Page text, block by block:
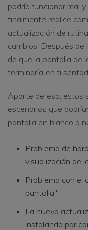
podría funcionar mal
finalmente realice
actualización de
cambios. Después de
de que la pantalla de
terminaría en ti
Aparte de eso, estos
escenarios que
pantalla en blanco o
Problema de
visualización de
Problema con el
pantalla";
La nueva
instalando por